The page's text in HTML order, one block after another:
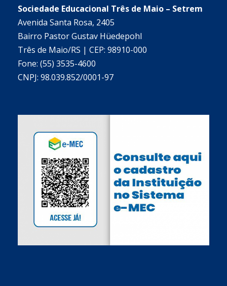
Sociedade Educacional Três de Maio – Setrem
Avenida Santa Rosa, 2405
Bairro Pastor Gustav Hüedepohl
Três de Maio/RS | CEP: 98910-000
Fone: (55) 3535-4600
CNPJ: 98.039.852/0001-97